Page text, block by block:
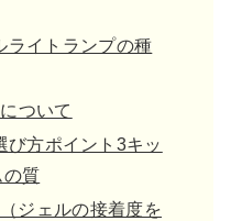
ライトランプの種
ついて
び方ポイント3キッ
の質
ジェルの接着度を